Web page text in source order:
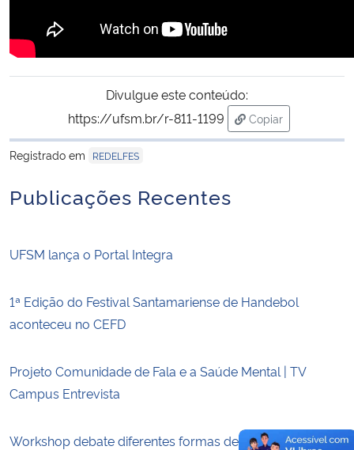
Ministério do Desenvolvimento Regional
Ministério da Mulher, da Família e dos Direitos Humanos
Secretaria-Geral
Secretaria de Governo
Banco Central do Brasil
Divulgue este conteúdo:
https://ufsm.br/r-811-1199
Copiar
para área de
Registrado em
REDELFES
Publicações Recentes
UFSM lança o Portal Integra
1ª Edição do Festival Santamariense de Handebol
aconteceu no CEFD
Projeto Comunidade de Fala e a Saúde Mental | TV
Campus Entrevista
Workshop debate diferentes formas de nutrição da